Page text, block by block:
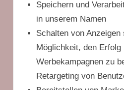
Speichern und
in unserem Namen
Schalten von Anzeigen
Möglichkeit, den Erfolg
Werbekampagnen zu
Retargeting von